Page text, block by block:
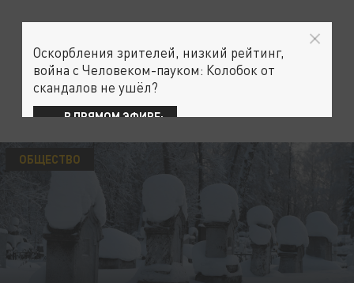
ОБЩЕСТВО
Оскорбления зрителей, низкий рейтинг,
война с Человеком-пауком: Колобок от
скандалов не ушёл?
В ПРЯМОМ ЭФИРЕ: